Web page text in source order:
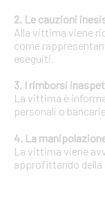
2. Le cauzioni
Alla vittima viene
come
eseguiti.
3. I rimborsi
La vittima è
personali o
4. La
La vittima viene
approfittando della